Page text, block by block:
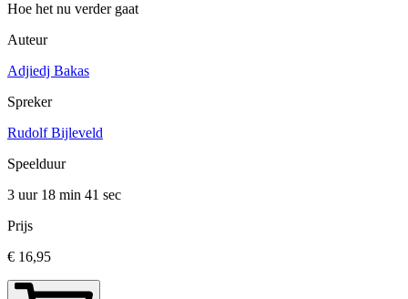
Hoe het nu verder gaat
Auteur
Adjiedj Bakas
Spreker
Rudolf Bijleveld
Speelduur
3 uur 18 min 41 sec
Prijs
€ 16,95